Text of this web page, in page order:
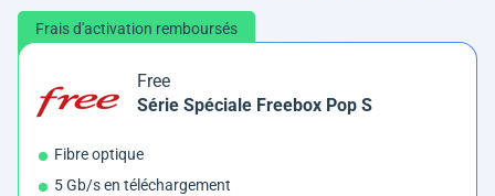
Frais d'activation remboursés
Free
Série Spéciale Freebox Pop S
Fibre optique
5 Gb/s en téléchargement